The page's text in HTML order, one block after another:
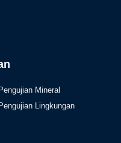
Mineral
Lingkungan